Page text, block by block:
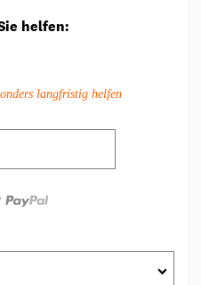
helfen:
langfristig helfen